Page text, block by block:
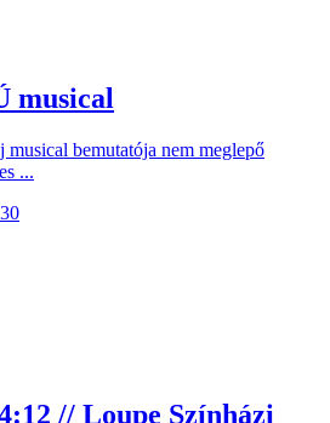
musical
bemutatója nem meglepő
...
// Loupe Színházi